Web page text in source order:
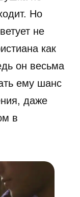
Но
не
как
он весьма
ему шанс
даже
в